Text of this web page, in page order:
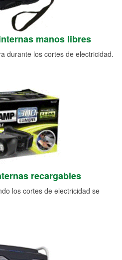
manos libres
durante los cortes de electricidad.
recargables
los cortes de electricidad se